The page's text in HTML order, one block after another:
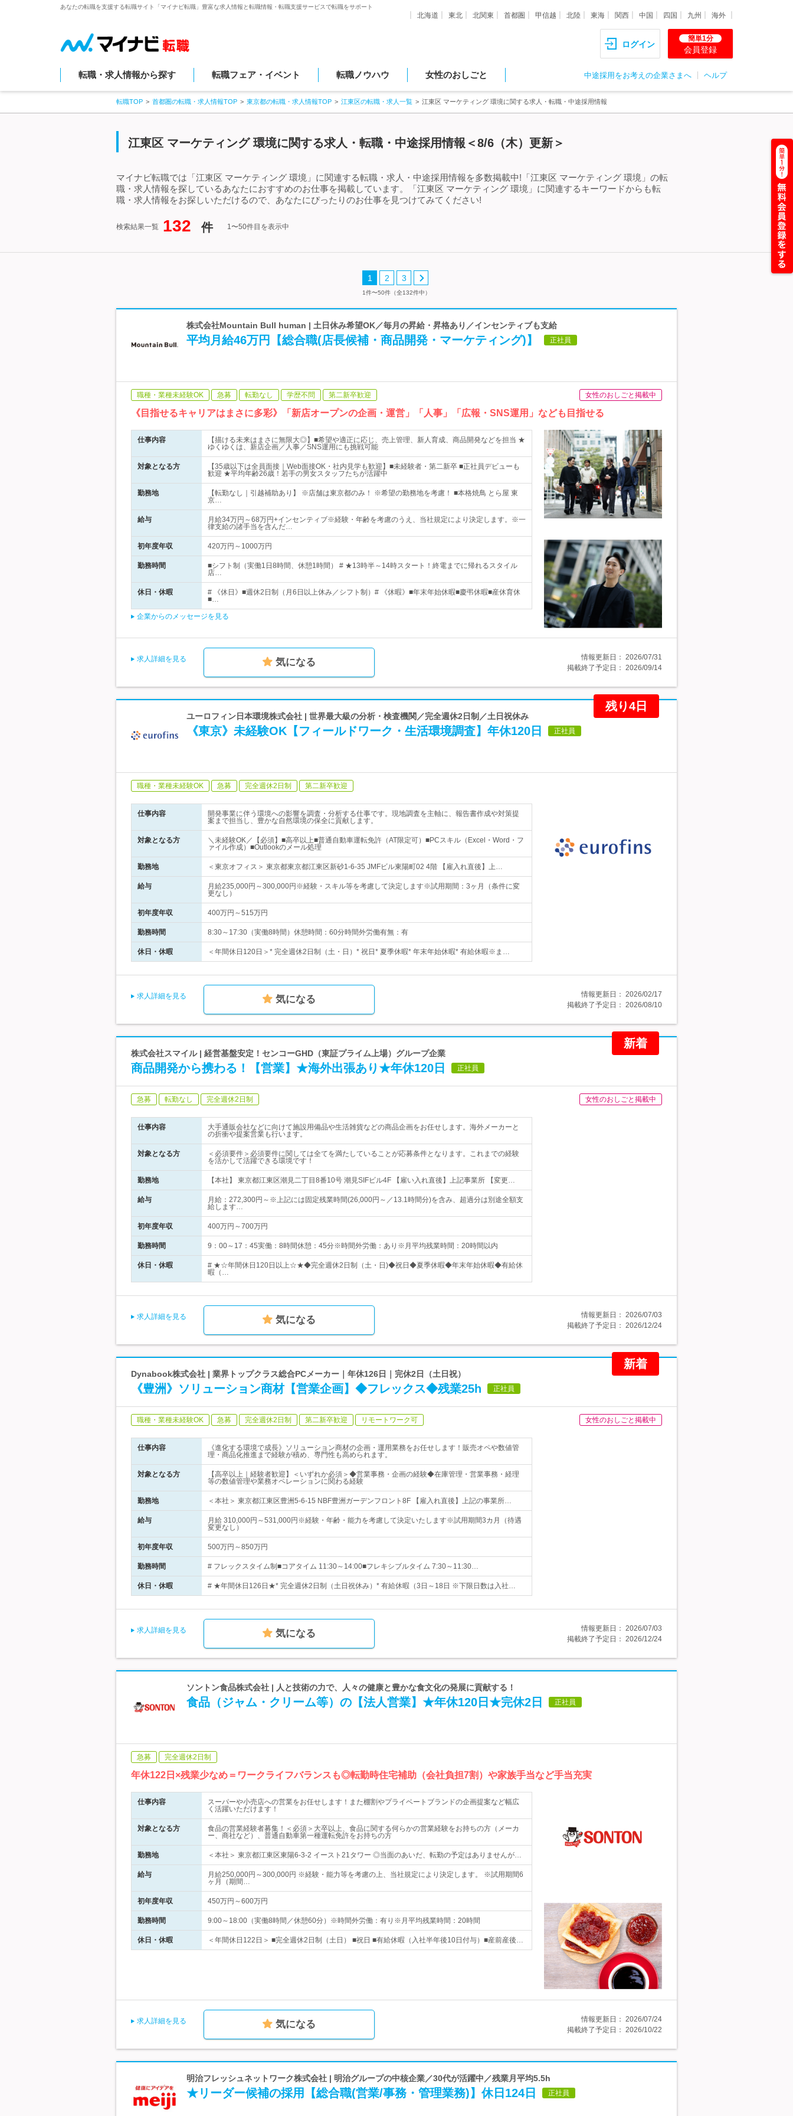
あなたの転職を支援する転職サイト「マイナビ転職」豊富な求人情報と転職情報・転職支援サービスで転職をサポート
北海道 東北 北関東 首都圏 甲信越 北陸 東海 関西 中国 四国 九州 海外
ログイン
簡単1分
会員登録
転職・求人情報から探す 転職フェア・イベント 転職ノウハウ 女性のおしごと 中途採用をお考えの企業さまへ ヘルプ
転職TOP 首都圏の転職・求人情報TOP 東京都の転職・求人情報TOP 江東区の転職・求人一覧 江東区 マーケティング 環境に関する求人・転職・中途採用情報
江東区 マーケティング 環境に関する求人・転職・中途採用情報＜8/6（木）更新＞
マイナビ転職では「江東区 マーケティング 環境」に関連する転職・求人・中途採用情報を多数掲載中!「江東区 マーケティング 環境」の転
職・求人情報を探しているあなたにおすすめのお仕事を掲載しています。「江東区 マーケティング 環境」に関連するキーワードからも転
職・求人情報をお探しいただけるので、あなたにぴったりのお仕事を見つけてみてください!
検索結果一覧 132 件 1〜50件目を表示中
1 2 3
1件〜50件（全132件中）
株式会社Mountain Bull human | 土日休み希望OK／毎月の昇給・昇格あり／インセンティブも支給
平均月給46万円【総合職(店長候補・商品開発・マーケティング)】 正社員
職種・業種未経験OK 急募 転勤なし 学歴不問 第二新卒歓迎 女性のおしごと掲載中
《目指せるキャリアはまさに多彩》「新店オープンの企画・運営」「人事」「広報・SNS運用」なども目指せる
仕事内容
【描ける未来はまさに無限大◎】■希望や適正に応じ、売上管理、新人育成、商品開発などを担当 ★
ゆくゆくは、新店企画／人事／SNS運用にも挑戦可能
対象となる方
【35歳以下は全員面接｜Web面接OK・社内見学も歓迎】■未経験者・第二新卒 ■正社員デビューも
歓迎 ★平均年齢26歳！若手の男女スタッフたちが活躍中
勤務地
【転勤なし｜引越補助あり】 ※店舗は東京都のみ！ ※希望の勤務地を考慮！ ■本格焼鳥 とら屋 東
京…
給与
月給34万円～68万円+インセンティブ※経験・年齢を考慮のうえ、当社規定により決定します。※一
律支給の諸手当を含んだ…
初年度年収 420万円～1000万円
勤務時間
■シフト制（実働1日8時間、休憩1時間） # ★13時半～14時スタート！終電までに帰れるスタイル
店…
休日・休暇
# 《休日》■週休2日制（月6日以上休み／シフト制）# 《休暇》■年末年始休暇■慶弔休暇■産休育休
■…
企業からのメッセージを見る
求人詳細を見る 気になる 情報更新日： 2026/07/31
掲載終了予定日： 2026/09/14
残り4日
ユーロフィン日本環境株式会社 | 世界最大級の分析・検査機関／完全週休2日制／土日祝休み
《東京》未経験OK【フィールドワーク・生活環境調査】年休120日 正社員
職種・業種未経験OK 急募 完全週休2日制 第二新卒歓迎
仕事内容
開発事業に伴う環境への影響を調査・分析する仕事です。現地調査を主軸に、報告書作成や対策提
案まで担当し、豊かな自然環境の保全に貢献します。
対象となる方
＼未経験OK／【必須】■高卒以上■普通自動車運転免許（AT限定可）■PCスキル（Excel・Word・フ
ァイル作成）■Outlookのメール処理
勤務地 ＜東京オフィス＞ 東京都東京都江東区新砂1-6-35 JMFビル東陽町02 4階 【雇入れ直後】上…
給与
月給235,000円～300,000円※経験・スキル等を考慮して決定します※試用期間：3ヶ月（条件に変
更なし）
初年度年収 400万円～515万円
勤務時間 8:30～17:30（実働8時間）休憩時間：60分時間外労働有無：有
休日・休暇 ＜年間休日120日＞* 完全週休2日制（土・日）* 祝日* 夏季休暇* 年末年始休暇* 有給休暇※ま…
求人詳細を見る 気になる 情報更新日： 2026/02/17
掲載終了予定日： 2026/08/10
新着
株式会社スマイル | 経営基盤安定！センコーGHD（東証プライム上場）グループ企業
商品開発から携わる！【営業】★海外出張あり★年休120日 正社員
急募 転勤なし 完全週休2日制 女性のおしごと掲載中
仕事内容
大手通販会社などに向けて施設用備品や生活雑貨などの商品企画をお任せします。海外メーカーと
の折衝や提案営業も行います。
対象となる方
＜必須要件＞必須要件に関しては全てを満たしていることが応募条件となります。これまでの経験
を活かして活躍できる環境です！
勤務地 【本社】 東京都江東区潮見二丁目8番10号 潮見SIFビル4F 【雇い入れ直後】上記事業所 【変更…
給与
月給：272,300円～※上記には固定残業時間(26,000円～／13.1時間分)を含み、超過分は別途全額支
給します…
初年度年収 400万円～700万円
勤務時間 9：00～17：45実働：8時間休憩：45分※時間外労働：あり※月平均残業時間：20時間以内
休日・休暇
# ★☆年間休日120日以上☆★◆完全週休2日制（土・日)◆祝日◆夏季休暇◆年末年始休暇◆有給休
暇（…
求人詳細を見る 気になる 情報更新日： 2026/07/03
掲載終了予定日： 2026/12/24
新着
Dynabook株式会社 | 業界トップクラス総合PCメーカー｜年休126日｜完休2日（土日祝）
《豊洲》ソリューション商材【営業企画】◆フレックス◆残業25h 正社員
職種・業種未経験OK 急募 完全週休2日制 第二新卒歓迎 リモートワーク可 女性のおしごと掲載中
仕事内容
《進化する環境で成長》ソリューション商材の企画・運用業務をお任せします！販売オペや数値管
理・商品化推進まで経験が積め、専門性も高められます。
対象となる方
【高卒以上｜経験者歓迎】＜いずれか必須＞◆営業事務・企画の経験◆在庫管理・営業事務・経理
等の数値管理や業務オペレーションに関わる経験
勤務地 ＜本社＞ 東京都江東区豊洲5-6-15 NBF豊洲ガーデンフロント8F 【雇入れ直後】上記の事業所…
給与
月給 310,000円～531,000円※経験・年齢・能力を考慮して決定いたします※試用期間3カ月（待遇
変更なし）
初年度年収 500万円～850万円
勤務時間 # フレックスタイム制■コアタイム 11:30～14:00■フレキシブルタイム 7:30～11:30…
休日・休暇 # ★年間休日126日★* 完全週休2日制（土日祝休み）* 有給休暇（3日～18日 ※下限日数は入社…
求人詳細を見る 気になる 情報更新日： 2026/07/03
掲載終了予定日： 2026/12/24
ソントン食品株式会社 | 人と技術の力で、人々の健康と豊かな食文化の発展に貢献する！
食品（ジャム・クリーム等）の【法人営業】★年休120日★完休2日 正社員
急募 完全週休2日制
年休122日×残業少なめ＝ワークライフバランスも◎転勤時住宅補助（会社負担7割）や家族手当など手当充実
仕事内容
スーパーや小売店への営業をお任せします！また棚割やプライベートブランドの企画提案など幅広
く活躍いただけます！
対象となる方
食品の営業経験者募集！＜必須＞大卒以上、食品に関する何らかの営業経験をお持ちの方（メーカ
ー、商社など）、普通自動車第一種運転免許をお持ちの方
勤務地 ＜本社＞ 東京都江東区東陽6-3-2 イースト21タワー ◎当面のあいだ、転勤の予定はありませんが…
給与
月給250,000円～300,000円 ※経験・能力等を考慮の上、当社規定により決定します。 ※試用期間6
ヶ月（期間…
初年度年収 450万円～600万円
勤務時間 9:00～18:00（実働8時間／休憩60分）※時間外労働：有り※月平均残業時間：20時間
休日・休暇 ＜年間休日122日＞ ■完全週休2日制（土日） ■祝日 ■有給休暇（入社半年後10日付与）■産前産後…
求人詳細を見る 気になる 情報更新日： 2026/07/24
掲載終了予定日： 2026/10/22
明治フレッシュネットワーク株式会社 | 明治グループの中核企業／30代が活躍中／残業月平均5.5h
★リーダー候補の採用【総合職(営業/事務・管理業務)】休日124日 正社員